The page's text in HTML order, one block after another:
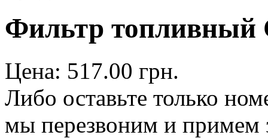
Фильтр топливный
Цена: 517.00 грн.
Либо оставьте только
мы перезвоним и примем